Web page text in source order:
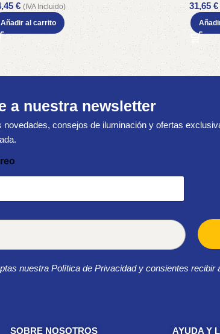
€ (IVA Incluido)
Añadir al carrito
31,65€
a nuestra newsletter
novedades, consejos de iluminación y ofertas
nuestra Política de Privacidad y consientes recibir
SOBRE NOSOTROS AYUDA Y